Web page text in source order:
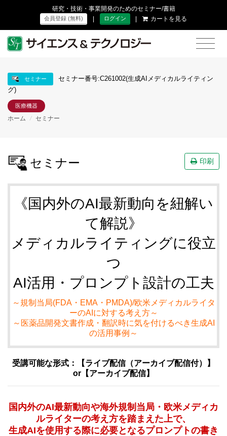
研究・技術・事業開発のためのセミナー/書籍
会員登録 (無料) | ログイン | カートを見る
セミナー
セミナー番号:C261002(生成AIメディカルライティン
グ)
医療機器
ホーム / セミナー
セミナー 印刷
《国内外のAI最新動向を紐解い
て解説》
メディカルライティングに役立
つ
AI活用・プロンプト設計の工夫
～規制当局(FDA・EMA・PMDA)/欧米メディカルライタ
ーのAIに対する考え方～
～医薬品開発文書作成・翻訳時に気を付けるべき生成AI
の活用事例～
受講可能な形式：【ライブ配信（アーカイブ配信付）】
or【アーカイブ配信】
国内外のAI最新動向や海外規制当局・欧米メディカ
ルライターの考え方を踏まえた上で、
生成AIを使用する際に必要となるプロンプトの書き